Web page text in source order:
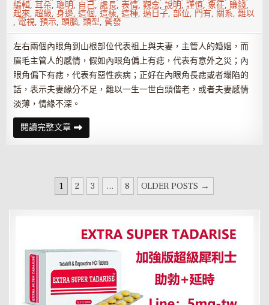
編輯,耳朵,聰明, 自己, 處長,表情,觀念,說明,謹慎, 象征, 賺錢,
起來,超級,身邊,這個,這樣,這種,過日子,部位, 門有, 關系,難以
, 電視,預示,頭腦,類型,鬢發
左右兩個內眼角到山根部位代表祖上與夫妻，主管人的婚姻，而
眉毛主管人的感情，假如內眼角偏上有痣，代表有意外之災；內
眼角偏下有痣，代表有惡性疾病；正好在內眼角長痣或者塌陷的
話，表示夫妻緣分不足，難以一生一世白頭偕老，或者夫妻感情
淡薄，情緣不深。
閱讀完整文章眼
角
處
對
婚
姻
利
1 2 3 ... 8 OLDER POSTS →